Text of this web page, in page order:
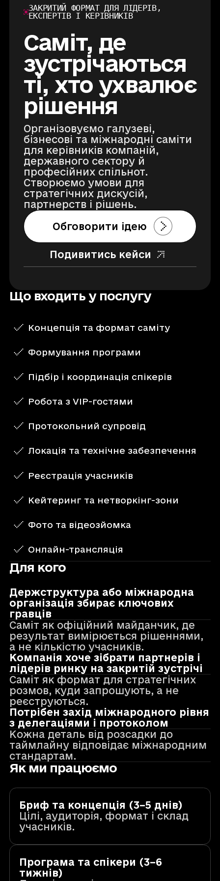
ЗАКРИТИЙ ФОРМАТ ДЛЯ ЛІДЕРІВ,
ЕКСПЕРТІВ І КЕРІВНИКІВ
Саміт, де
зустрічаються
ті, хто ухвалює
рішення
Організовуємо галузеві,
бізнесові та міжнародні саміти
для керівників компаній,
державного сектору й
професійних спільнот.
Створюємо умови для
стратегічних дискусій,
партнерств і рішень.
Обговорити ідею
Подивитись кейси
Що входить у послугу
Концепція та формат саміту
Формування програми
Підбір і координація спікерів
Робота з VIP-гостями
Протокольний супровід
Локація та технічне забезпечення
Реєстрація учасників
Кейтеринг та нетворкінг-зони
Фото та відеозйомка
Онлайн-трансляція
Для кого
Держструктура або міжнародна
організація збирає ключових
гравців
Саміт як офіційний майданчик, де
результат вимірюється рішеннями,
а не кількістю учасників.
Компанія хоче зібрати партнерів і
лідерів ринку на закритій зустрічі
Саміт як формат для стратегічних
розмов, куди запрошують, а не
реєструються.
Потрібен захід міжнародного рівня
з делегаціями і протоколом
Кожна деталь від розсадки до
таймлайну відповідає міжнародним
стандартам.
Як ми працюємо
Бриф та концепція (3–5 днів)
Цілі, аудиторія, формат і склад
учасників.
Програма та спікери (3–6
тижнів)